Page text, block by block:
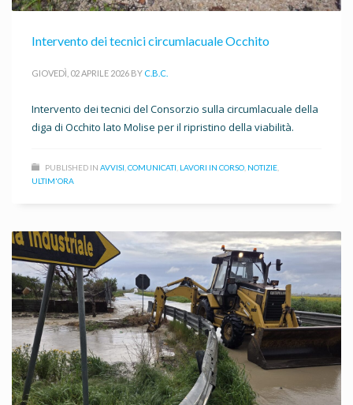
Intervento dei tecnici circumlacuale Occhito
GIOVEDÌ, 02 APRILE 2026 BY C.B.C.
Intervento dei tecnici del Consorzio sulla circumlacuale della
diga di Occhito lato Molise per il ripristino della viabilità.
PUBLISHED IN AVVISI COMUNICATI LAVORI IN CORSO NOTIZIE
ULTIM'ORA